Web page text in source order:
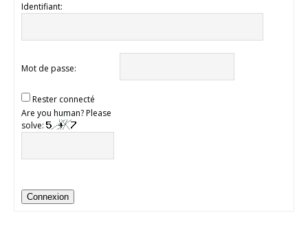
Identifiant:
Mot de passe:
Rester connecté
Are you human? Please
solve:
Connexion